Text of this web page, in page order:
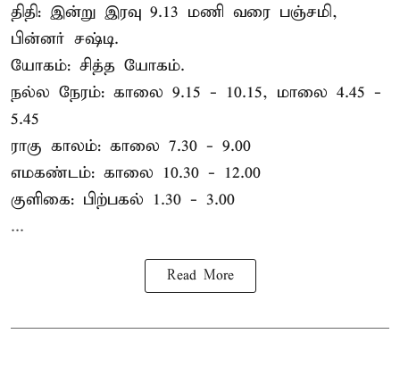
திதி: இன்று இரவு 9.13 மணி வரை பஞ்சமி,
பின்னர் சஷ்டி.
யோகம்: சித்த யோகம்.
நல்ல நேரம்: காலை 9.15 - 10.15, மாலை 4.45 -
5.45
ராகு காலம்: காலை 7.30 - 9.00
எமகண்டம்: காலை 10.30 - 12.00
குளிகை: பிற்பகல் 1.30 - 3.00
...
Read More